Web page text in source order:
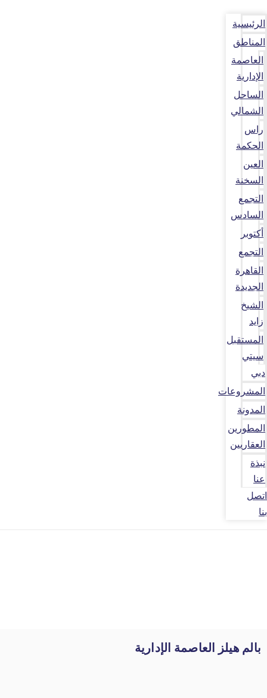
الرئيسية
المناطق
العاصمة
الإدارية
الساحل
الشمالي
راس
الحكمة
العين
السخنة
التجمع
السادس
أكتوبر
التجمع
القاهرة
الجديدة
الشيخ
زايد
المستقبل
سيتي
دبي
المشروعات
المدونة
المطورين
العقاريين
نبذة
عنا
اتصل
بنا
بالم هيلز العاصمة الإدارية